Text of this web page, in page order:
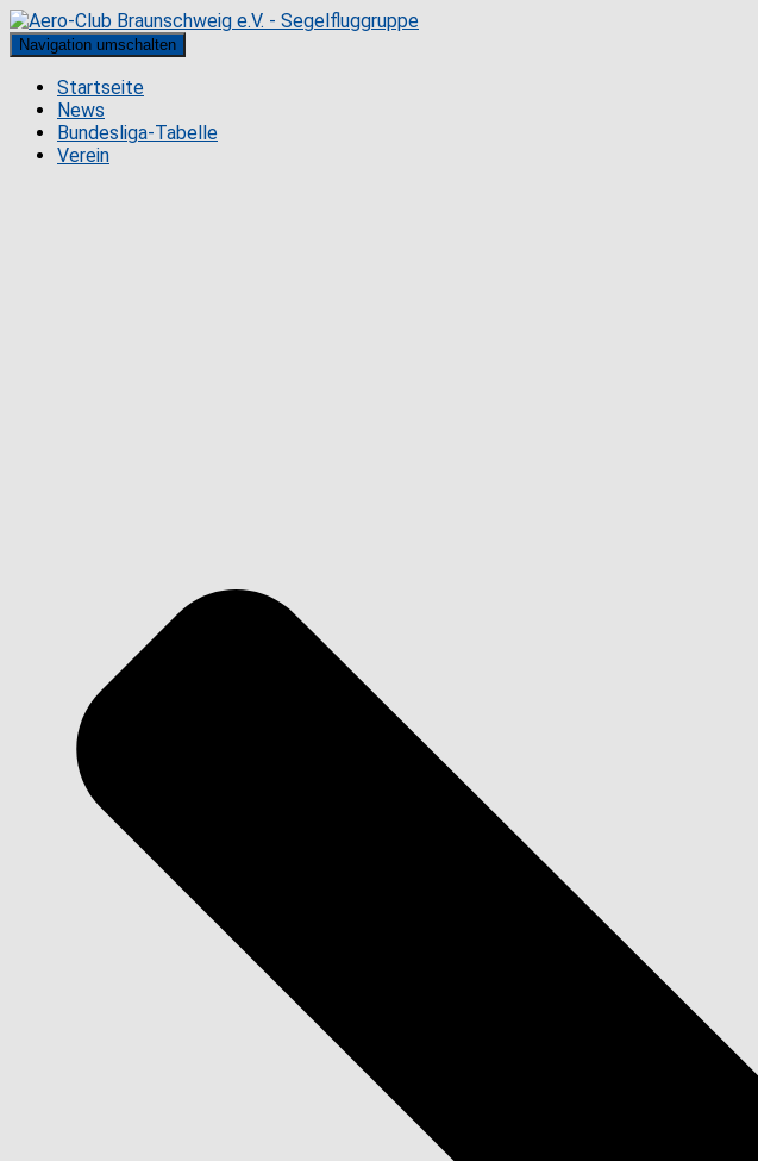
Navigation umschalten
Startseite
News
Bundesliga-Tabelle
Verein